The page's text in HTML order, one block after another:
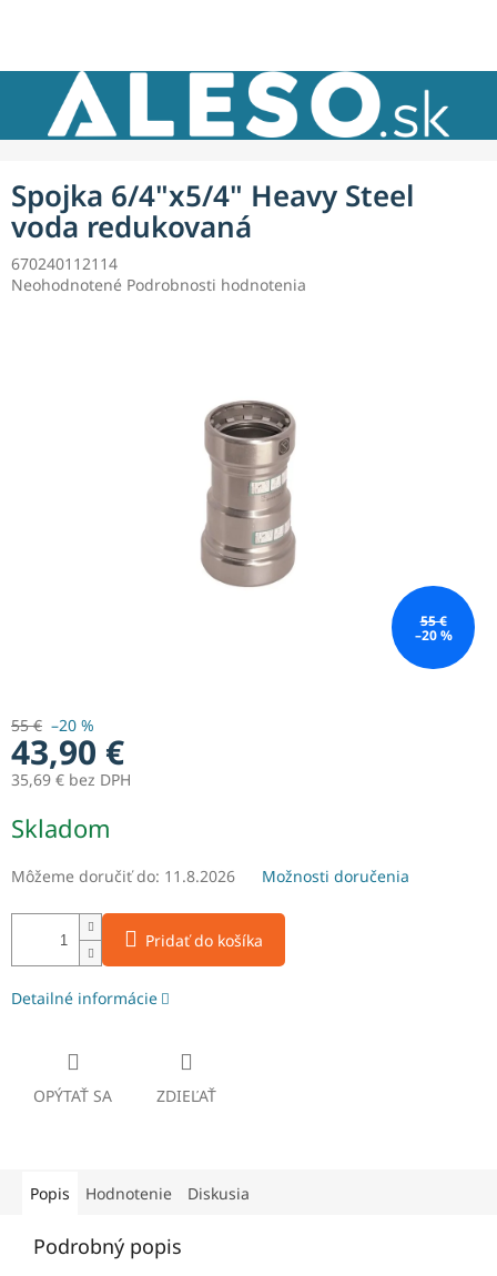
Spojka 6/4"x5/4" Heavy Steel
voda redukovaná
670240112114
Priemerné
Neohodnotené Podrobnosti hodnotenia
55 €
–20 %
55 € –20 %
43,90 €
35,69 € bez DPH
cena:
Skladom
Môžeme doručiť do: 11.8.2026 Možnosti doručenia
Pridať do košíka
Detailné informácie
OPÝTAŤ SA ZDIEĽAŤ
Popis Hodnotenie Diskusia
Podrobný popis